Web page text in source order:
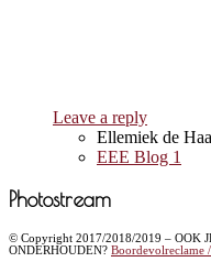
Leave a reply
Ellemiek de
EEE Blog 1
Photostream
© Copyright 2017/2018/2019 – OOK
ONDERHOUDEN? Boordevolreclame